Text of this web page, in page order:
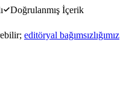
Doğrulanmış İçerik
editöryal bağımsızlığımız